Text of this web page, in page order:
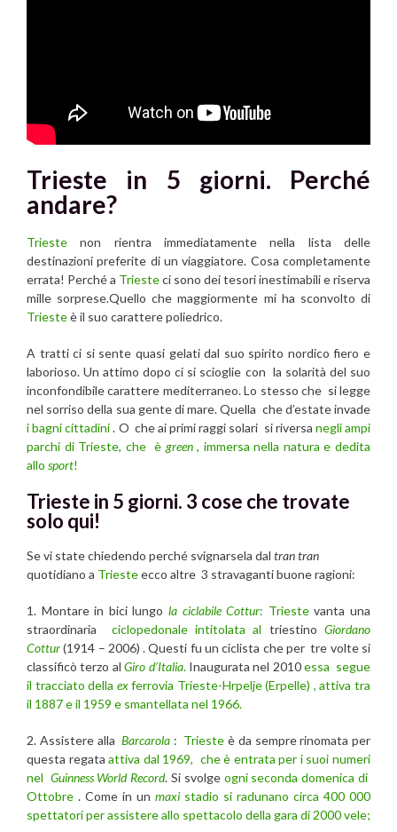
Trieste in 5 giorni. Perché
andare?
Trieste non rientra immediatamente nella lista delle
destinazioni preferite di un viaggiatore. Cosa completamente
errata! Perché a Triesteci sono dei tesori inestimabili e riserva
mille sorprese.Quello che maggiormente mi ha sconvolto di
Triesteè il suo carattere poliedrico.
A tratti ci si sente quasi gelati dal suo spirito nordico fiero e
laborioso. Un attimo dopo ci si scioglie con la solarità del suo
inconfondibile carattere mediterraneo. Lo stesso che si legge
nel sorriso della sua gente di mare. Quella che d’estate invade
i bagni cittadini. O che ai primi raggi solari si riversa negli ampi
parchi di Trieste, che è green, immersa nella natura e dedita
allo sport!
Trieste in 5 giorni. 3 cose che trovate
solo qui!
Se vi state chiedendo perché svignarsela dal tran tran
quotidiano a Triesteecco altre 3 stravaganti buone ragioni:
1. Montare in bici lungo la ciclabile Cottur: Triestevanta una
straordinaria ciclopedonale intitolata al triestinoGiordano
Cottur(1914 – 2006) . Questi fu un ciclista che per tre volte si
classificò terzo alGiro d’Italia.Inaugurata nel 2010essa segue
il tracciato della exferrovia Trieste-Hrpelje (Erpelle) , attiva tra
il 1887 e il 1959 e smantellata nel 1966.
2. Assistere alla Barcarola : Trieste è da sempre rinomata per
questa regataattiva dal 1969, che è entrata per i suoi numeri
nel Guinness World Record. Si svolge ogni seconda domenica di
Ottobre . Come in un maxi stadio si radunano circa 400 000
spettatori per assistere allo spettacolo della gara di 2000 vele;